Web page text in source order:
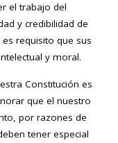
el trabajo del
y credibilidad de
requisito que sus
y moral.
Constitución es
que el nuestro
por razones de
tener especial